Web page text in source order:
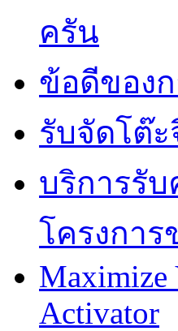
ครัน
ข้อดีของ
รับจัดโต๊
บริการรั
โครงกา
Maximize
Activator